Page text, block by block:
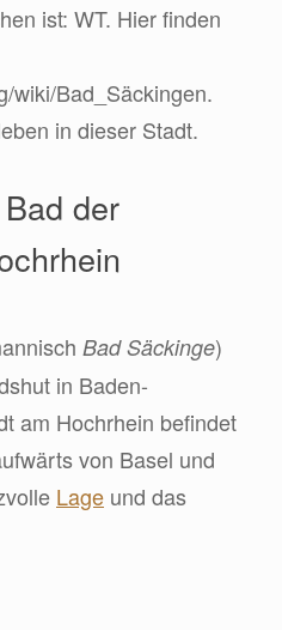
ist: WT. Hier finden
wiki/Bad_Säckingen.
in dieser Stadt.
der
Bad Säckinge)
in Baden-
am Hochrhein befindet
von Basel und
Lage und das